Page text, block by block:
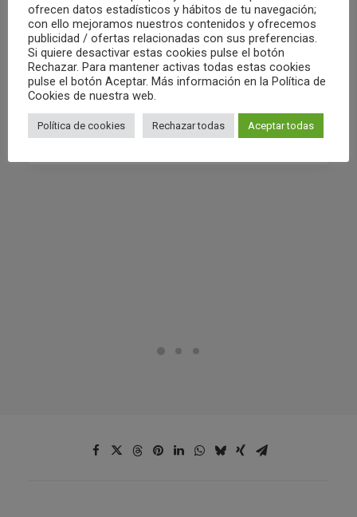
02/05/2022
RESUMEN FIN DE SEMANA 30/04 Y
01/05
by Club Waterpolo Castelló
ofrecen datos estadísticos y hábitos de tu navegación;
con ello mejoramos nuestros contenidos y ofrecemos
publicidad / ofertas relacionadas con sus preferencias.
Si quiere desactivar estas cookies pulse el botón
Rechazar. Para mantener activas todas estas cookies
pulse el botón Aceptar. Más información en la Política de
Cookies de nuestra web.
Política de cookies Rechazar todas Aceptar todas